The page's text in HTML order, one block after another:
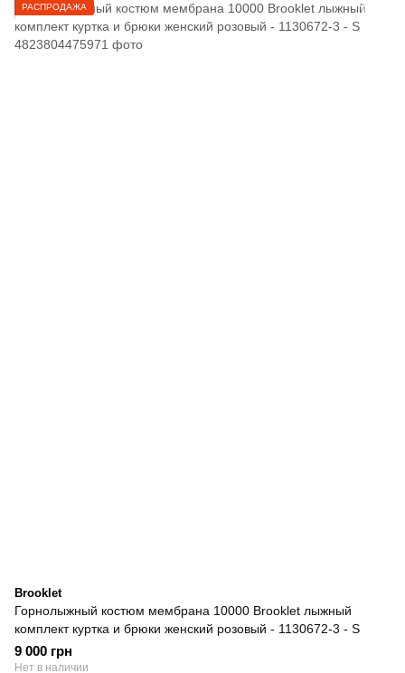
РАСПРОДАЖА
Brooklet
Горнолыжный костюм мембрана 10000 Brooklet лыжный
комплект куртка и брюки женский розовый - 1130672-3 - S
9 000 грн
Нет в наличии